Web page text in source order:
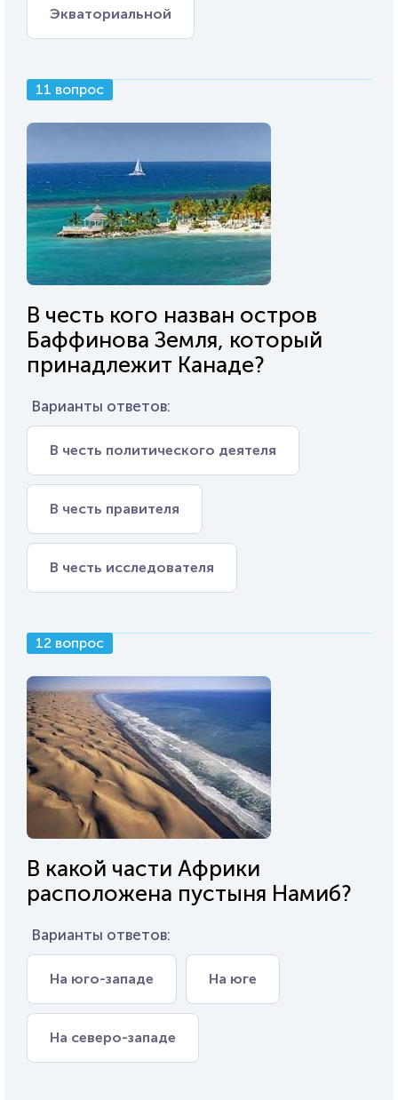
Экваториальной
11 вопрос
В честь кого назван остров
Баффинова Земля, который
принадлежит Канаде?
Варианты ответов:
В честь политического деятеля
В честь правителя
В честь исследователя
12 вопрос
В какой части Африки
расположена пустыня Намиб?
Варианты ответов:
На юго-западе На юге
На северо-западе